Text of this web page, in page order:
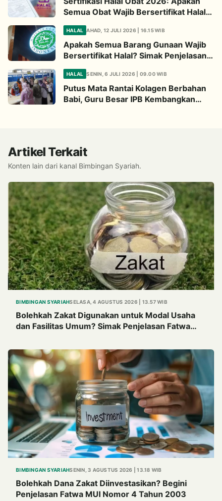
Semua Obat Wajib Bersertifikat Halal?
Begini Penjelasannya
HALAL AHAD, 12 JULI 2026 | 16.15 WIB
Apakah Semua Barang Gunaan Wajib
Bersertifikat Halal? Simak Penjelasan
Ini
HALAL SENIN, 6 JULI 2026 | 09.00 WIB
Putus Mata Rantai Kolagen Berbahan
Babi, Guru Besar IPB Kembangkan
Artikel Terkait
Konten lain dari kanal Bimbingan Syariah.
BIMBINGAN SYARIAHSELASA, 4 AGUSTUS 2026 | 13.57 WIB
Bolehkah Zakat Digunakan untuk Modal Usaha
dan Fasilitas Umum? Simak Penjelasan Fatwa
BIMBINGAN SYARIAHSENIN, 3 AGUSTUS 2026 | 13.18 WIB
Bolehkah Dana Zakat Diinvestasikan? Begini
Penjelasan Fatwa MUI Nomor 4 Tahun 2003